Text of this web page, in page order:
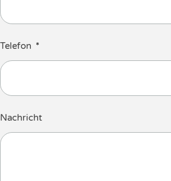
Telefon
Nachricht